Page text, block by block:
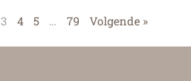
3 4 5 … 79 Volgende »